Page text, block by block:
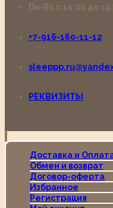
Пн-Вс с 10:00 до
+7-916-160-11-12
РЕКВИЗИТЫ
Доставка и
Обмен и возврат
Договор-оферта
Избранное
Регистрация